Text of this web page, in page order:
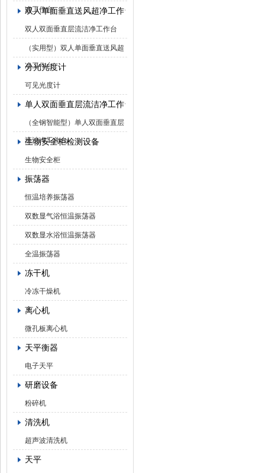
净工作台
双人单面垂直送风超净工作台
双人双面垂直层流洁净工作台
（实用型）双人单面垂直送风超
净工作台
分光光度计
可见光度计
单人双面垂直层流洁净工作台
（全钢智能型）单人双面垂直层
流洁净工作台
生物安全柜检测设备
生物安全柜
振荡器
恒温培养振荡器
双数显气浴恒温振荡器
双数显水浴恒温振荡器
全温振荡器
冻干机
冷冻干燥机
离心机
微孔板离心机
天平衡器
电子天平
研磨设备
粉碎机
清洗机
超声波清洗机
天平